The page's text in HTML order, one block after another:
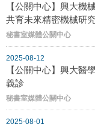
【公關中心】興大機
共育未來精密機械研
秘書室媒體公關中心
2025-08-12
【公關中心】興大醫
義診
秘書室媒體公關中心
2025-08-01